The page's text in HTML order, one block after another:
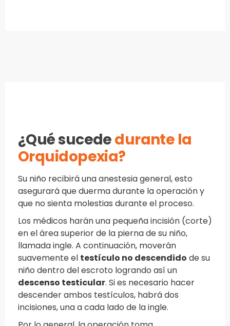
¿Qué sucededurante la
Orquidopexia?
Su niño recibirá una anestesia general, esto
asegurará que duerma durante la operación y
que no sienta molestias durante el proceso.
Los médicos harán una pequeña incisión (corte)
en el área superior de la pierna de su niño,
llamada ingle. A continuación, moverán
suavemente el testículo no descendido de su
niño dentro del escroto logrando así un
descenso testicular. Si es necesario hacer
descender ambos testículos, habrá dos
incisiones, una a cada lado de la ingle.